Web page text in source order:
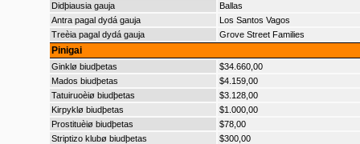
Didþiausia gauja
Ballas
Antra pagal dydá gauja
Los Santos Vagos
Treèia pagal dydá gauja
Grove Street Families
Pinigai
Ginklø biudþetas
$34.660,00
Mados biudþetas
$4.159,00
Tatuiruoèiø biudþetas
$3.128,00
Kirpyklø biudþetas
$1.000,00
Prostituèiø biudþetas
$78,00
Striptizo klubø biudþetas
$300,00